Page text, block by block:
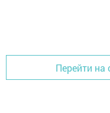
Перейти на